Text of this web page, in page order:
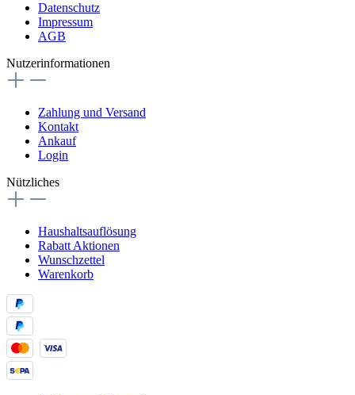
Datenschutz
Impressum
AGB
Nutzerinformationen
Zahlung und Versand
Kontakt
Ankauf
Login
Nützliches
Haushaltsauflösung
Rabatt Aktionen
Wunschzettel
Warenkorb